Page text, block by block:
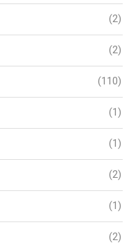
(2)
(2)
(110)
(1)
(1)
(2)
(1)
(2)